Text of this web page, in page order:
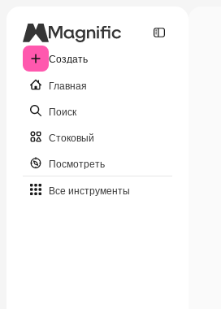
Создать
Главная
Поиск
Стоковый
Посмотреть
Все инструменты